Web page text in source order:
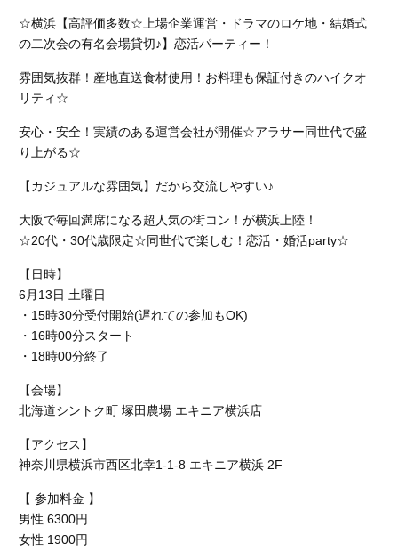
☆横浜【高評価多数☆上場企業運営・ドラマのロケ地・結婚式
の二次会の有名会場貸切♪】恋活パーティー！
雰囲気抜群！産地直送食材使用！お料理も保証付きのハイクオ
リティ☆
安心・安全！実績のある運営会社が開催☆アラサー同世代で盛
り上がる☆
【カジュアルな雰囲気】だから交流しやすい♪
大阪で毎回満席になる超人気の街コン！が横浜上陸！
☆20代・30代歳限定☆同世代で楽しむ！恋活・婚活party☆
【日時】
6月13日 土曜日
・15時30分受付開始(遅れての参加もOK)
・16時00分スタート
・18時00分終了
【会場】
北海道シントク町 塚田農場 エキニア横浜店
【アクセス】
神奈川県横浜市西区北幸1-1-8 エキニア横浜 2F
【 参加料金 】
男性 6300円
女性 1900円